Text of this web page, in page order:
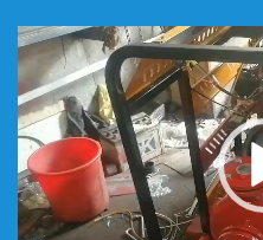
Trình
chơi
Video